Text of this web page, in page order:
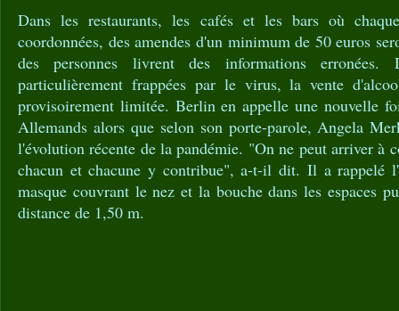
Dans les restaurants, les cafés et les bars où
coordonnées, des amendes d'un minimum de 50 euros
des personnes livrent des informations erronées.
particulièrement frappées par le virus, la vente
provisoirement limitée. Berlin en appelle une nouvelle
Allemands alors que selon son porte-parole, Angela
l'évolution récente de la pandémie. "On ne peut arriver à
chacun et chacune y contribue", a-t-il dit. Il a rappelé
masque couvrant le nez et la bouche dans les espaces
distance de 1,50 m.